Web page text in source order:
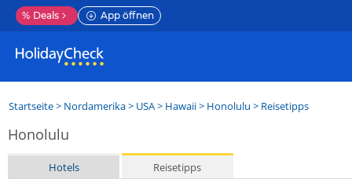
% Deals App öffnen
Startseite> Nordamerika> USA> Hawaii> Honolulu > Reisetipps
Honolulu
Hotels Reisetipps